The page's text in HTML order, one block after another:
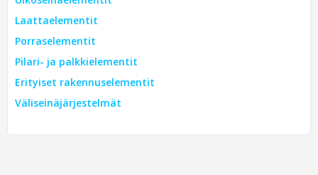
Laattaelementit
Porraselementit
Pilari- ja palkkielementit
Erityiset rakennuselementit
Väliseinäjärjestelmät